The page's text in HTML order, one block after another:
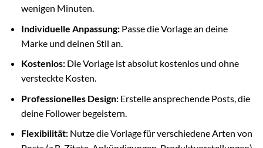
wenigen Minuten.
Individuelle Anpassung:Passe die Vorlage an deine
Marke und deinen Stil an.
Kostenlos:Die Vorlage ist absolut kostenlos und ohne
versteckte Kosten.
Professionelles Design:Erstelle ansprechende Posts, die
deine Follower begeistern.
Flexibilität:Nutze die Vorlage für verschiedene Arten von